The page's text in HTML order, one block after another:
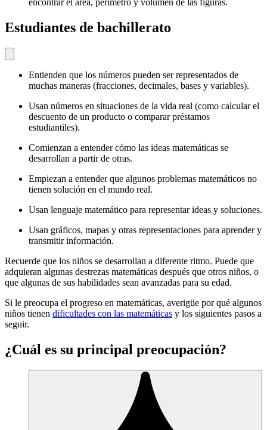
encontrar el área, perímetro y volumen de las figuras.
Estudiantes de bachillerato
Entienden que los números pueden ser representados de
muchas maneras (fracciones, decimales, bases y variables).
Usan números en situaciones de la vida real (como calcular el
descuento de un producto o comparar préstamos
estudiantiles).
Comienzan a entender cómo las ideas matemáticas se
desarrollan a partir de otras.
Empiezan a entender que algunos problemas matemáticos no
tienen solución en el mundo real.
Usan lenguaje matemático para representar ideas y soluciones.
Usan gráficos, mapas y otras representaciones para aprender y
transmitir información.
Recuerde que los niños se desarrollan a diferente ritmo. Puede que
adquieran algunas destrezas matemáticas después que otros niños, o
que algunas de sus habilidades sean avanzadas para su edad.
Si le preocupa el progreso en matemáticas, averigüe por qué algunos
niños tienen dificultades con las matemáticas y los siguientes pasos a
seguir.
¿Cuál es su principal preocupación?